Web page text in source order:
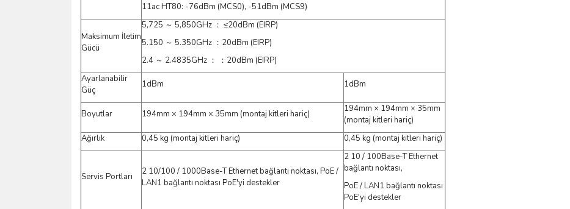
11ac HT80: -76dBm (MCS0), -51dBm (MCS9)
Maksimum İletim
Gücü
5,725 ～ 5,850GHz ： ≤20dBm (EIRP)
5.150 ～ 5.350GHz ：20dBm (EIRP)
2.4 ～ 2.4835GHz ： ：20dBm (EIRP)
Ayarlanabilir
Güç
1dBm 1dBm
Boyutlar 194mm × 194mm × 35mm (montaj kitleri hariç)
194mm × 194mm × 35mm
(montaj kitleri hariç)
Ağırlık
0,45 kg (montaj kitleri hariç) 0,45 kg (montaj kitleri hariç)
Servis Portları
2 10/100 / 1000Base-T Ethernet bağlantı noktası, PoE /
LAN1 bağlantı noktası PoE'yi destekler
2 10 / 100Base-T Ethernet
bağlantı noktası,
PoE / LAN1 bağlantı noktası
PoE'yi destekler